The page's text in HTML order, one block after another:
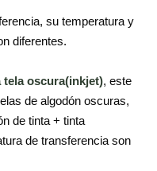
su temperatura y
diferentes.
tela oscura(inkjet), este
de algodón oscuras,
de tinta + tinta
de transferencia son